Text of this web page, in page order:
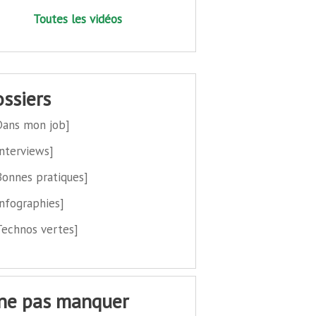
Toutes les vidéos
mon job]
pratiques]
vertes]
ne pas manquer